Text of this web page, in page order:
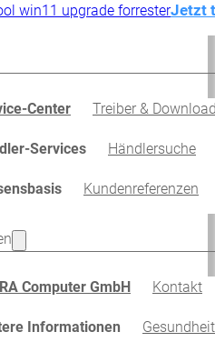
Jetzt
Center Treiber &
Services Händlersuche
Kundenreferenzen
Computer GmbH Kontakt
Informationen